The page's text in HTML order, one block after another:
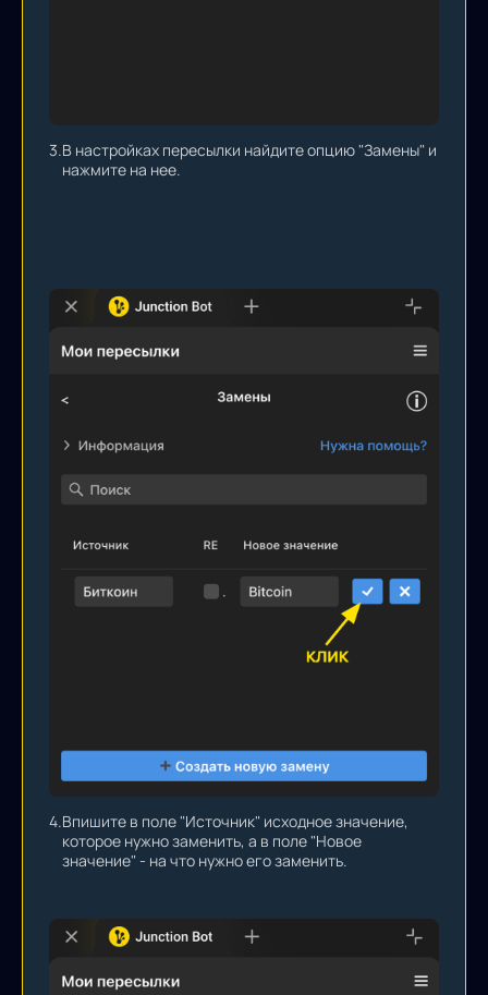
3.В настройках пересылки найдите опцию "Замены" и
нажмите на нее.
4.Впишите в поле "Источник" исходное значение,
которое нужно заменить, а в поле "Новое
значение" - на что нужно его заменить.